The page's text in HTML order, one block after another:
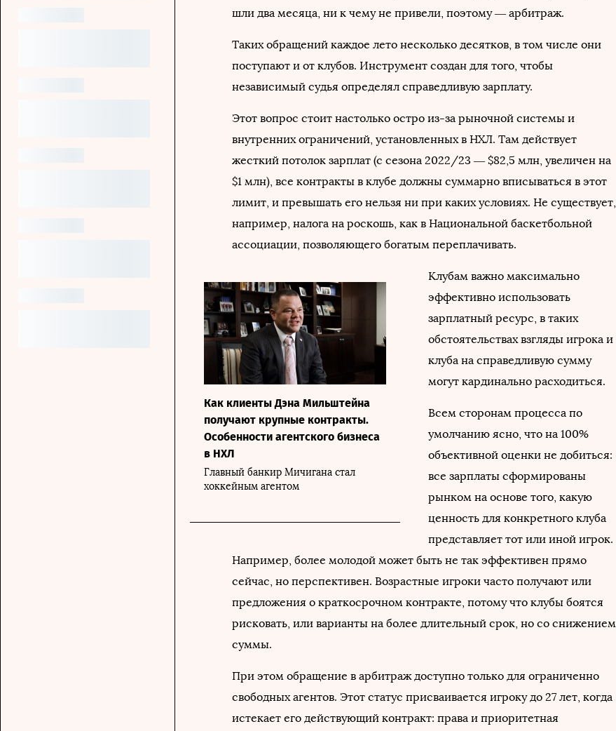
шли два месяца, ни к чему не привели, поэтому — арбитраж.
Таких обращений каждое лето несколько десятков, в том числе они
поступают и от клубов. Инструмент создан для того, чтобы
независимый судья определял справедливую зарплату.
Этот вопрос стоит настолько остро из-за рыночной системы и
внутренних ограничений, установленных в НХЛ. Там действует
жесткий потолок зарплат (с сезона 2022/23 — $82,5 млн, увеличен на
$1 млн), все контракты в клубе должны суммарно вписываться в этот
лимит, и превышать его нельзя ни при каких условиях. Не существует,
например, налога на роскошь, как в Национальной баскетбольной
ассоциации, позволяющего богатым переплачивать.
Как клиенты Дэна Мильштейна
получают крупные контракты.
Особенности агентского бизнеса
в НХЛ
Главный банкир Мичигана стал
хоккейным агентом
Клубам важно максимально
эффективно использовать
зарплатный ресурс, в таких
обстоятельствах взгляды игрока и
клуба на справедливую сумму
могут кардинально расходиться.
Всем сторонам процесса по
умолчанию ясно, что на 100%
объективной оценки не добиться:
все зарплаты сформированы
рынком на основе того, какую
ценность для конкретного клуба
представляет тот или иной игрок.
Например, более молодой может быть не так эффективен прямо
сейчас, но перспективен. Возрастные игроки часто получают или
предложения о краткосрочном контракте, потому что клубы боятся
рисковать, или варианты на более длительный срок, но со снижением
суммы.
При этом обращение в арбитраж доступно только для ограниченно
свободных агентов. Этот статус присваивается игроку до 27 лет, когда
истекает его действующий контракт: права и приоритетная